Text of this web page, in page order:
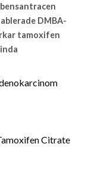
DMBA-
tamoxifen
Citrate